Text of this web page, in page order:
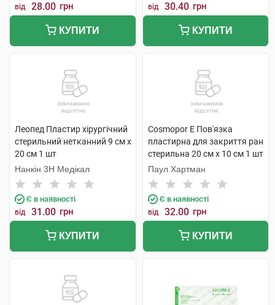
від 28.00 грн
КУПИТИ
від 30.40 грн
КУПИТИ
Леопед Пластир хірургічний
стерильний нетканний 9 см х
20 см 1 шт
Нанкін 3H Медікал
Є в наявності
від 31.00 грн
КУПИТИ
Cosmopor E Пов'язка
пластирна для закриття ран
стерильна 20 см х 10 см 1 шт
Паул Хартман
Є в наявності
від 32.00 грн
КУПИТИ